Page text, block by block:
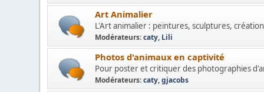
Art Animalier
L'Art animalier : peintures, sculptures,
Modérateurs:caty, Lili
Photos d'animaux en captivité
Pour poster et critiquer des photographies
Modérateurs:caty,gjacobs